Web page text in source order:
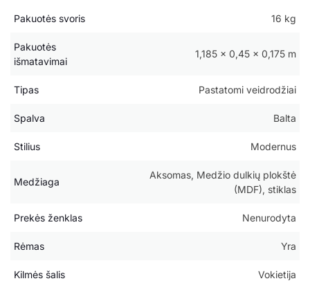
Pakuotės svoris 16 kg
Pakuotės
išmatavimai
1,185 × 0,45 × 0,175 m
Tipas Pastatomi veidrodžiai
Spalva Balta
Stilius Modernus
Medžiaga
Aksomas, Medžio dulkių plokštė
(MDF), stiklas
Prekės ženklas Nenurodyta
Rėmas Yra
Kilmės šalis Vokietija